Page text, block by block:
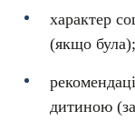
характер
(якщо була);
дитиною